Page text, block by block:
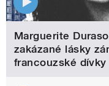
Marguerite
zakázané lásky
francouzské dívky